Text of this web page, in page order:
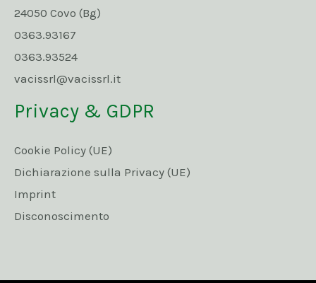
24050 Covo (Bg)
0363.93167
0363.93524
vacissrl@vacissrl.it
Privacy & GDPR
Cookie Policy (UE)
Dichiarazione sulla Privacy (UE)
Imprint
Disconoscimento